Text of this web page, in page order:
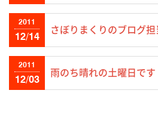
2011
12/14
さぼりまくりのブログ
2011
12/03
雨のち晴れの土曜日で